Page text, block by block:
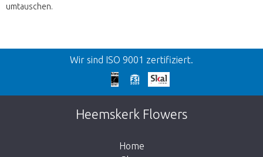
umtauschen.
Zurück
Wir bitten um Entschuldigung
Diese Seite existiert nicht. Klicken Sie auf
den untenstehenden Knopf, um zurück zum
Wir sind ISO 9001 zertifiziert.
Heemskerk Flowers
Home